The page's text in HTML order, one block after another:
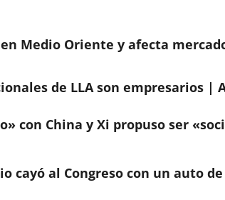
Medio Oriente y afecta
de LLA son empresarios |
con China y Xi propuso ser
al Congreso con un auto de